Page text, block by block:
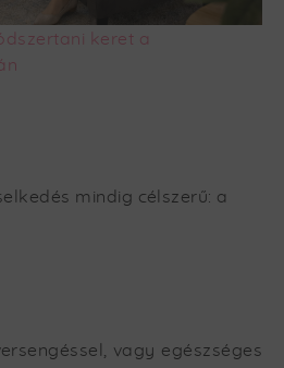
keret a
mindig célszerű: a
vagy egészséges